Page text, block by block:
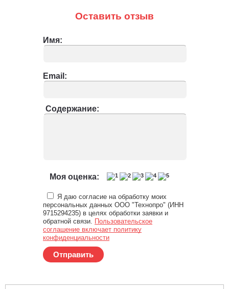
Оставить отзыв
Имя:
Email:
Содержание:
Моя оценка:
Я даю согласие на обработку моих
персональных данных ООО "Технопро" (ИНН
9715294235) в целях обработки заявки и
обратной связи.
Пользовательское
соглашение включает политику
конфиденциальности
Отправить